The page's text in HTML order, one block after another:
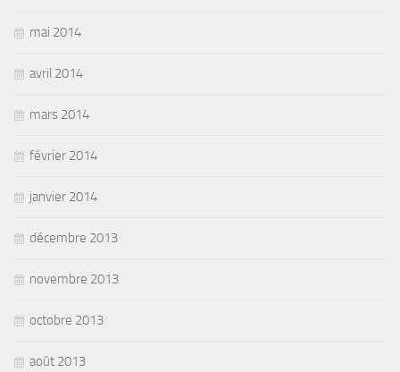
mai 2014
avril 2014
mars 2014
février 2014
janvier 2014
décembre 2013
novembre 2013
octobre 2013
août 2013